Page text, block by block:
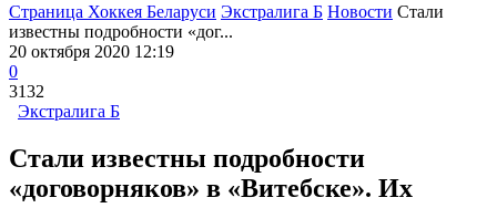
Страница Хоккея Беларуси Экстралига Б Новости Стали
известны подробности «дог...
20 октября 2020 12:19
0
3132
Экстралига Б
Стали известны подробности
«договорняков» в «Витебске». Их